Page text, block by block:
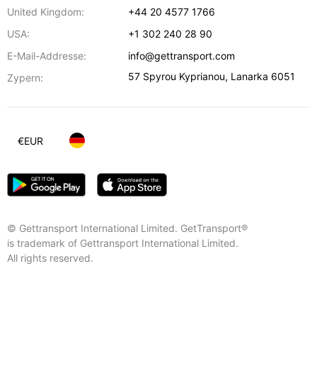
United Kingdom:
+44 20 4577 1766
USA:
+1 302 240 28 90
E-Mail-Addresse:
info@gettransport.com
Zypern:
57 Spyrou Kyprianou, Lanarka 6051
© Gettransport International Limited. GetTransport®
is trademark of Gettransport International Limited.
All rights reserved.
€EUR